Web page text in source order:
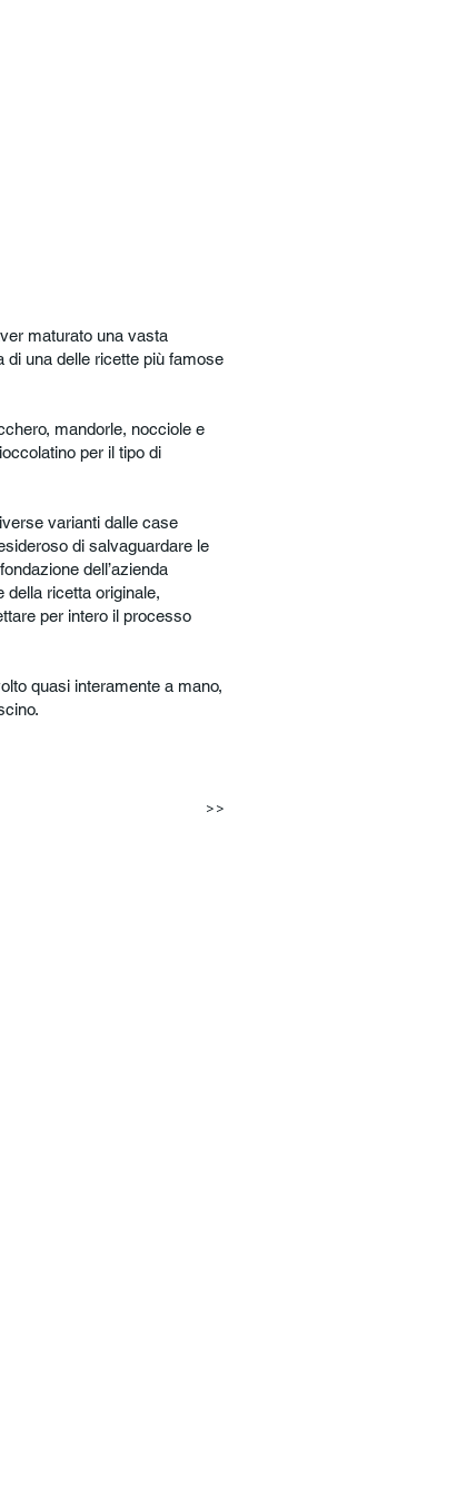
maturato una vasta
una delle ricette più famose
mandorle, nocciole e
per il tipo di
varianti dalle case
di salvaguardare le
dell’azienda
della ricetta originale,
per intero il processo
quasi interamente a mano,
>>